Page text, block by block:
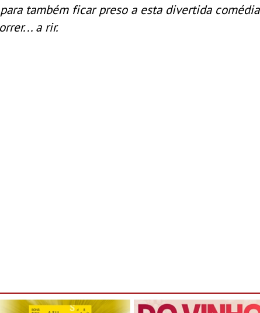
também ficar preso a esta divertida comédia
a rir.